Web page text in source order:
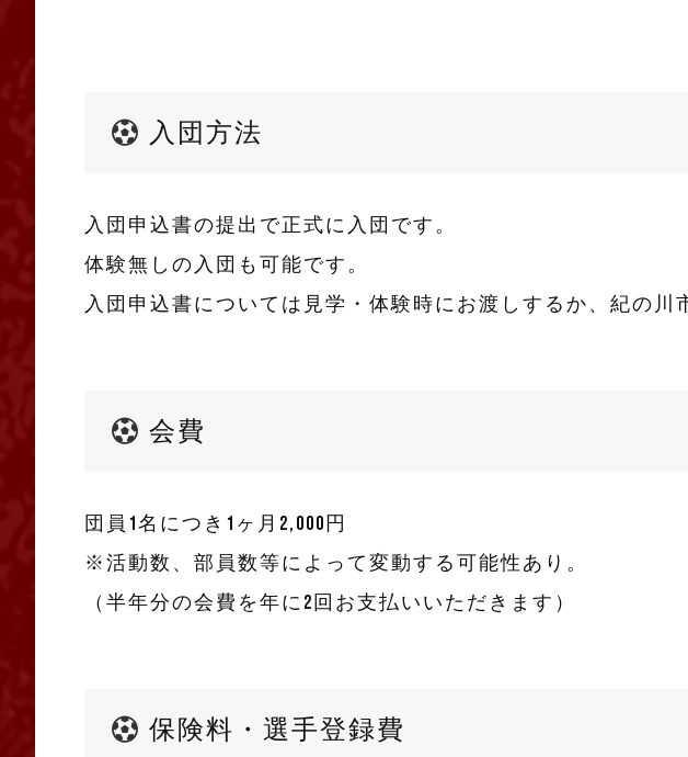
入団方法
入団申込書の提出で正式に入団です。
体験無しの入団も可能です。
入団申込書については見学・体験時にお渡しするか、紀の川
会費
団員1名につき1ヶ月2,000円
※活動数、部員数等によって変動する可能性あり。
（半年分の会費を年に2回お支払いいただきます）
保険料・選手登録費